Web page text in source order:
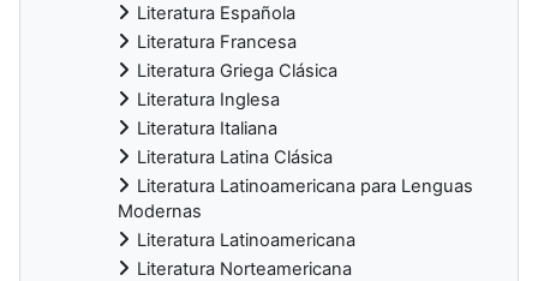
Literatura Española
Literatura Francesa
Literatura Griega Clásica
Literatura Inglesa
Literatura Italiana
Literatura Latina Clásica
Literatura Latinoamericana para Lenguas
Modernas
Literatura Latinoamericana
Literatura Norteamericana